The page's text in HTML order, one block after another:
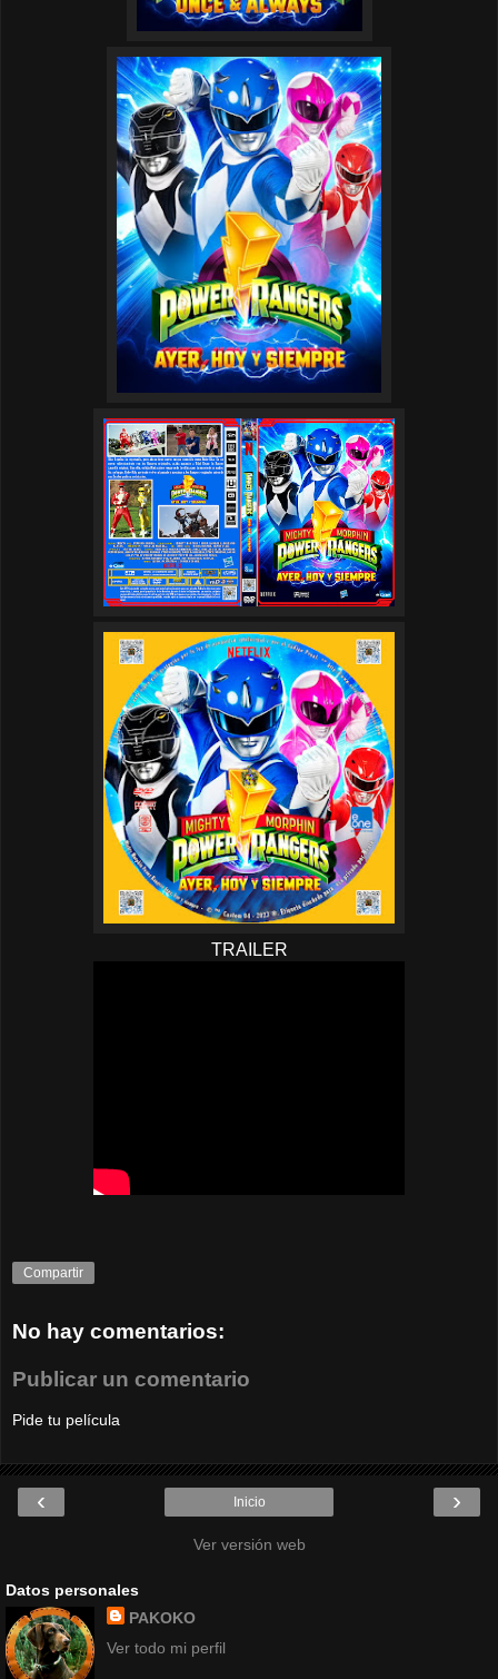
TRAILER
Compartir
No hay comentarios:
Publicar un comentario
Pide tu película
‹ ›
Inicio
Ver versión web
Datos personales
PAKOKO
Ver todo mi perfil